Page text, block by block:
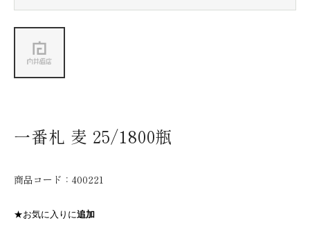
一番札 麦 25/1800瓶
商品コード： 400221
★お気に入りに追加